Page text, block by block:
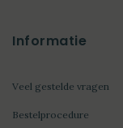
Informatie
Veel gestelde vragen
Bestelprocedure